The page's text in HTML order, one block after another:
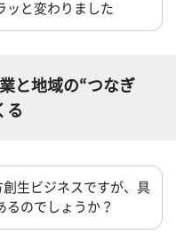
ッと変わりました
と地域の“つなぎ
る
生ビジネスですが、具
るのでしょうか？